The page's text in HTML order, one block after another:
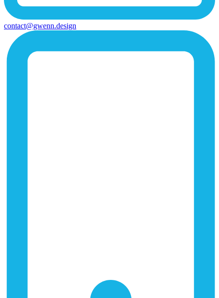
contact@gwenn.design